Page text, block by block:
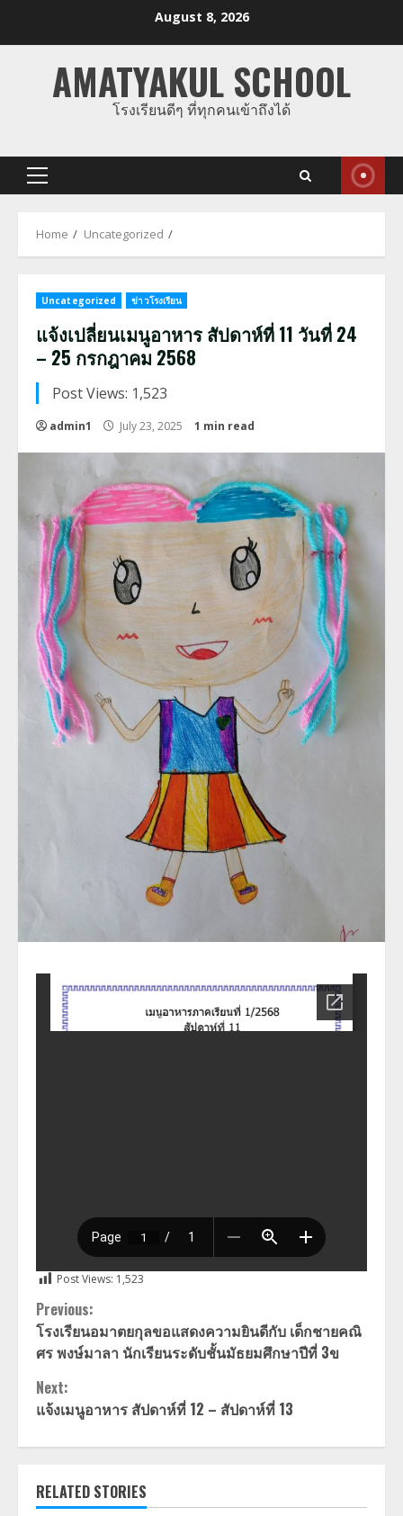
August 8, 2026
AMATYAKUL SCHOOL
โรงเรียนดีๆ ที่ทุกคนเข้าถึงได้
Primary
Home Uncategorized
Uncategorized ข่าวโรงเรียน
แจ้งเปลี่ยนเมนูอาหาร สัปดาห์ที่ 11 วันที่ 24
– 25 กรกฎาคม 2568
Post Views: 1,523
admin1 July 23, 2025 1 min read
Post Views: 1,523
Continue
Reading
Previous:
โรงเรียนอมาตยกุลขอแสดงความยินดีกับ เด็กชายคณิ
ศร พงษ์มาลา นักเรียนระดับชั้นมัธยมศึกษาปีที่ 3ข
Next:
แจ้งเมนูอาหาร สัปดาห์ที่ 12 – สัปดาห์ที่ 13
RELATED STORIES